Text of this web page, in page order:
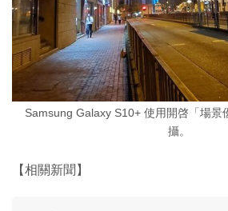
Samsung Galaxy S10+ 使用開啓「場景
攝。
【相關新聞】